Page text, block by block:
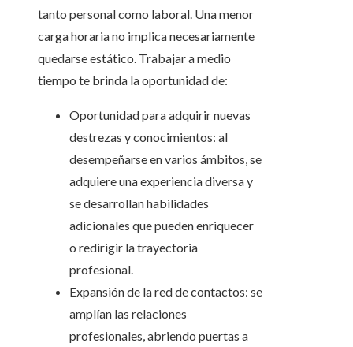
tanto personal como laboral. Una menor
carga horaria no implica necesariamente
quedarse estático. Trabajar a medio
tiempo te brinda la oportunidad de:
Oportunidad para adquirir nuevas
destrezas y conocimientos: al
desempeñarse en varios ámbitos, se
adquiere una experiencia diversa y
se desarrollan habilidades
adicionales que pueden enriquecer
o redirigir la trayectoria
profesional.
Expansión de la red de contactos: se
amplían las relaciones
profesionales, abriendo puertas a